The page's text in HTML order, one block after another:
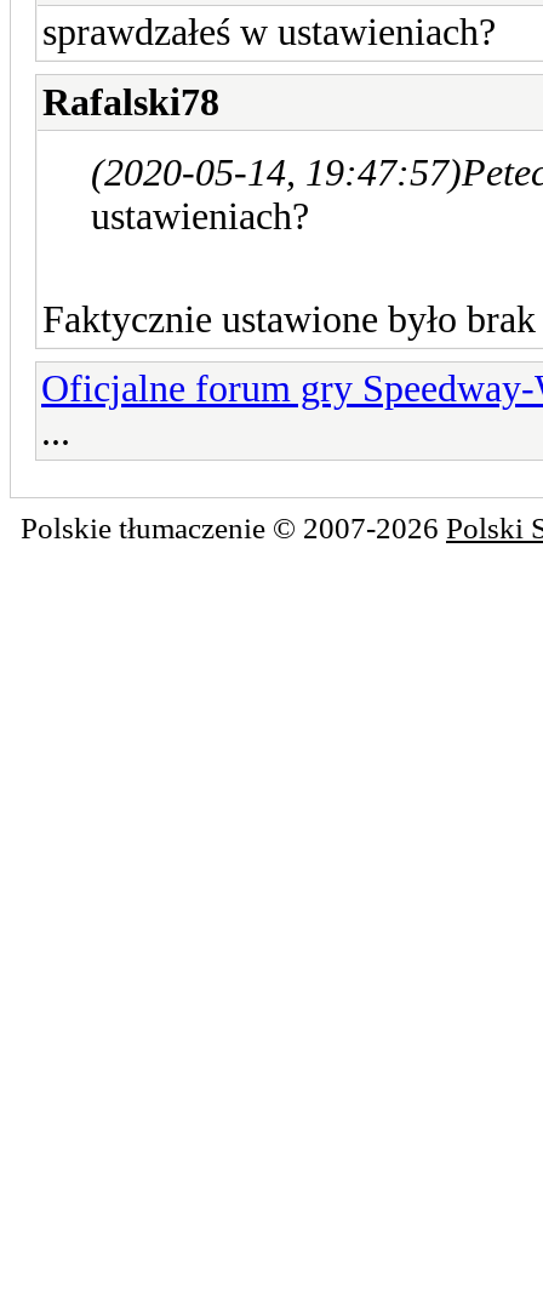
sprawdzałeś w ustawieniach?
Rafalski78
(2020-05-14, 19:47:57)
ustawieniach?
Faktycznie ustawione było
Oficjalne forum gry
...
Polskie tłumaczenie © 2007-2026 Polski